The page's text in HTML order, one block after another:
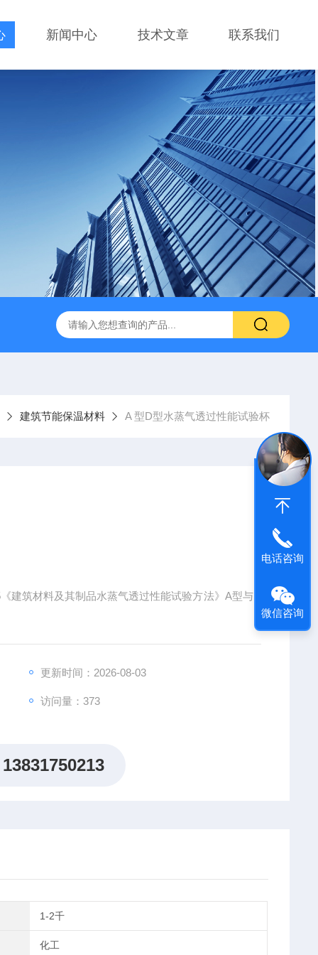
新闻中心 技术文章 联系我们
钢结构防火涂料测厚仪 砂基透水砖透水速率试验装置
建筑节能保温材料 A 型D型水蒸气透过性能试验杯
建筑材料及其制品水蒸气透过性能试验方法》A型与D
更新时间：2026-08-03
访问量：373
13831750213
1-2千
化工
电话咨询
微信咨询